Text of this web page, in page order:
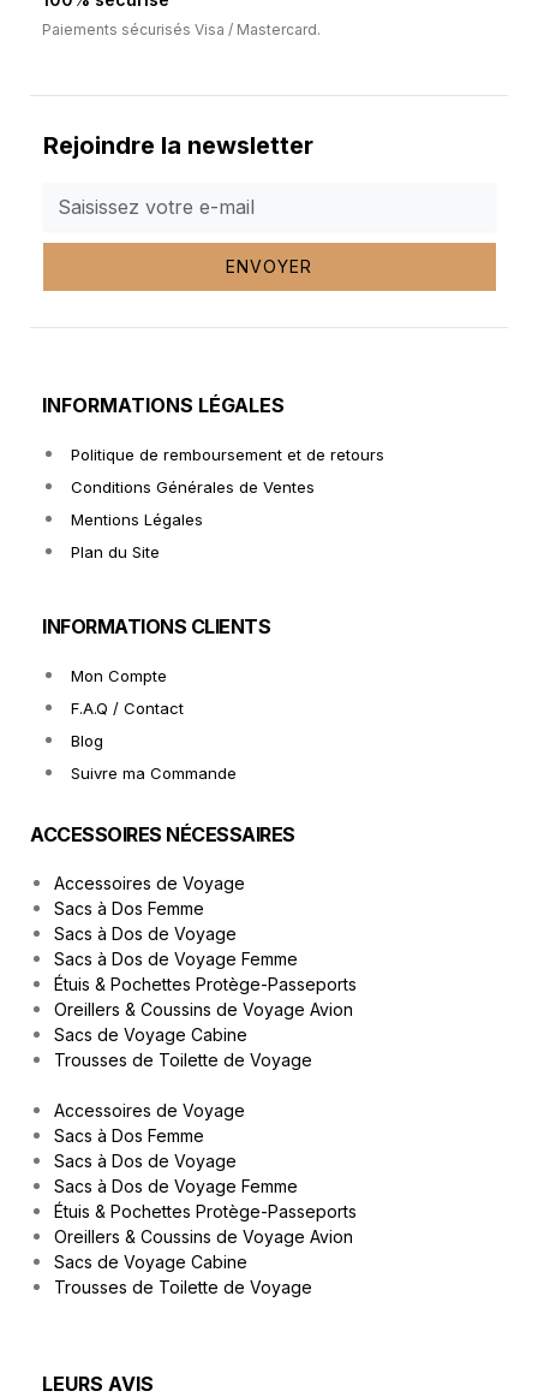
Paiements sécurisés Visa / Mastercard.
Rejoindre la newsletter
ENVOYER
INFORMATIONS LÉGALES
Politique de remboursement et de retours
Conditions Générales de Ventes
Mentions Légales
Plan du Site
INFORMATIONS CLIENTS
Mon Compte
F.A.Q / Contact
Blog
Suivre ma Commande
ACCESSOIRES NÉCESSAIRES
Accessoires de Voyage
Sacs à Dos Femme
Sacs à Dos de Voyage
Sacs à Dos de Voyage Femme
Étuis & Pochettes Protège-Passeports
Oreillers & Coussins de Voyage Avion
Sacs de Voyage Cabine
Trousses de Toilette de Voyage
Accessoires de Voyage
Sacs à Dos Femme
Sacs à Dos de Voyage
Sacs à Dos de Voyage Femme
Étuis & Pochettes Protège-Passeports
Oreillers & Coussins de Voyage Avion
Sacs de Voyage Cabine
Trousses de Toilette de Voyage
LEURS AVIS